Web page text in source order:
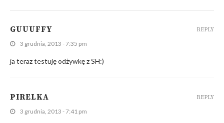
GUUUFFY
3 grudnia, 2013 - 7:35 pm
ja teraz testuję odżywkę z SH:)
REPLY
PIRELKA
3 grudnia, 2013 - 7:41 pm
REPLY